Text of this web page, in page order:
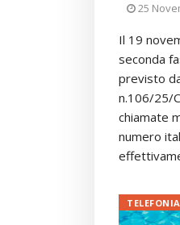
25
Il 19
seconda
previsto
n.106/25/
chiamate
numero